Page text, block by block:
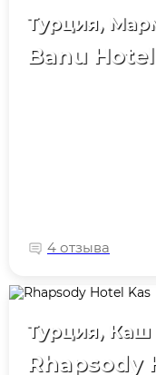
Турция,
Banu
4 отзыва
Турция, Каш
Rhapsody